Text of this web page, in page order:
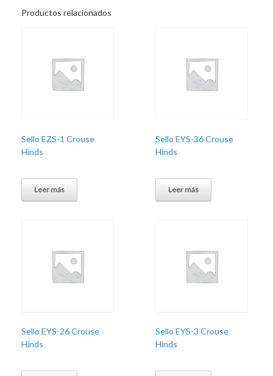
Productos relacionados
Sello EZS-1 Crouse
Hinds
Leer más
Sello EYS-36 Crouse
Hinds
Leer más
Sello EYS-26 Crouse
Hinds
Sello EYS-3 Crouse
Hinds